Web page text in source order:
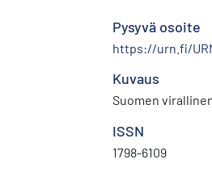
Pysyvä osoite
https://urn.fi/
Kuvaus
Suomen
ISSN
1798-6109